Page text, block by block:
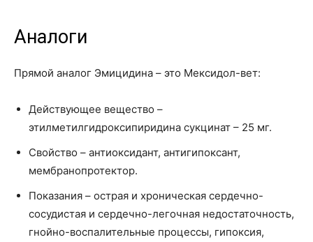
Аналоги
Прямой аналог Эмицидина – это Мексидол-вет:
Действующее вещество –
этилметилгидроксипиридина сукцинат – 25 мг.
Свойство – антиоксидант, антигипоксант,
мембранопротектор.
Показания – острая и хроническая сердечно-
сосудистая и сердечно-легочная недостаточность,
гнойно-воспалительные процессы, гипоксия,